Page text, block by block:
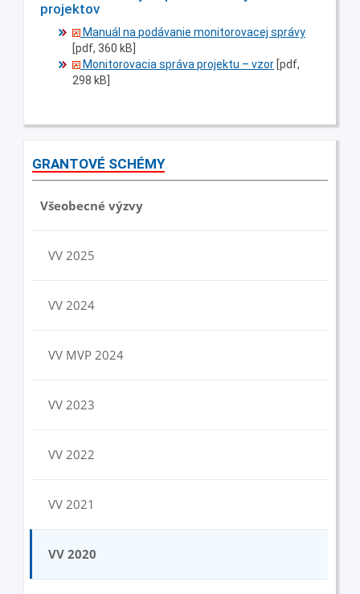
projektov
Manuál na podávanie monitorovacej správy
[pdf, 360 kB]
Monitorovacia správa projektu – vzor [pdf,
298 kB]
GRANTOVÉ SCHÉMY
Všeobecné výzvy
VV 2025
VV 2024
VV MVP 2024
VV 2023
VV 2022
VV 2021
VV 2020